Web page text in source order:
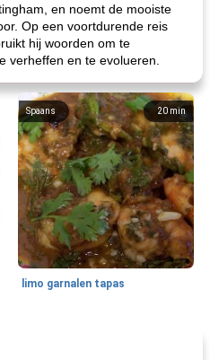
en noemt de mooiste
Op een voortdurende reis
hij woorden om te
verheffen en te evolueren.
20 min
Spaans
limo garnalen tapas